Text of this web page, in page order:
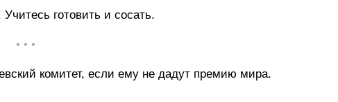
готовить и сосать.
• • •
комитет, если ему не дадут премию мира.